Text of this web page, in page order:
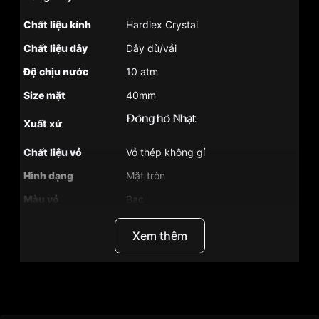
Chất liệu kính
Hardlex Crystal
Chất liệu dây
Dây dù/vải
Độ chịu nước
10 atm
Size mặt
40mm
Xuất xứ Đồng hồ Nhật
Chất liệu vỏ
Vỏ thép không gỉ
Hình dạng
Mặt tròn
Màu vỏ
Bạc
Lộ đáy , Thể thao
Dạ quang , Lịch ngày , Lịch thứ
Xem thêm